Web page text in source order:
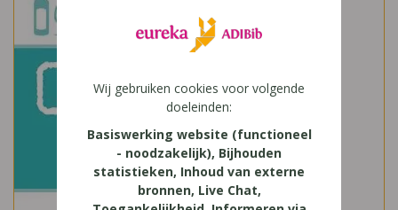
Wij gebruiken cookies voor volgende
doeleinden:
Basiswerking website (functioneel
- noodzakelijk), Bijhouden
statistieken, Inhoud van externe
bronnen, Live Chat,